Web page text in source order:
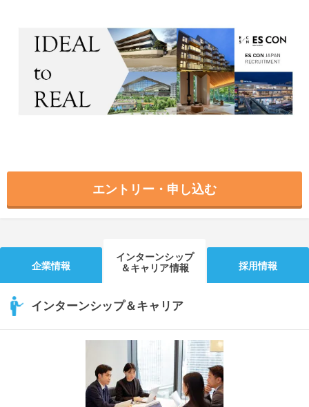
エントリー・申し込む
企業情報
インターンシップ
＆キャリア情報
採用情報
インターンシップ＆キャリア